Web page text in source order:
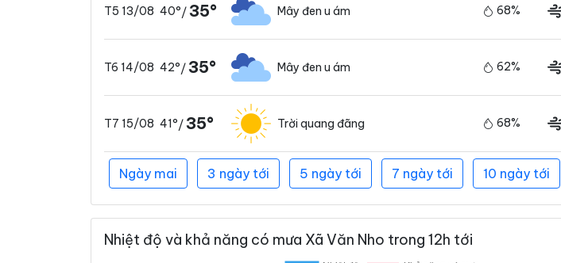
T5 13/08 40°/35° Mây đen u ám 68%
T6 14/08 42°/35° Mây đen u ám 62%
T7 15/08 41°/35° Trời quang đãng 68%
Ngày mai 3 ngày tới 5 ngày tới 7 ngày tới 10 ngày tới
Nhiệt độ và khả năng có mưa Xã Văn Nho trong 12h tới